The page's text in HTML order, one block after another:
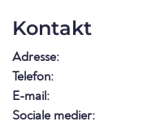
Kontakt
Adresse:
Telefon:
E-mail:
Sociale medier: